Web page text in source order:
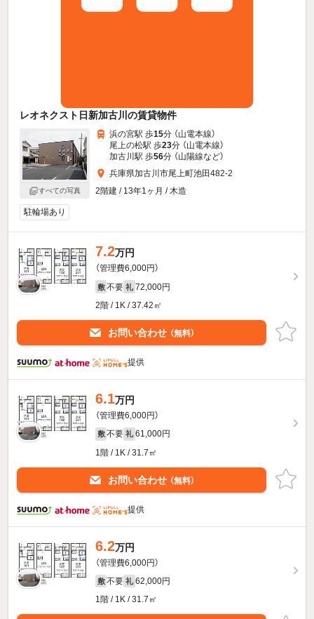
レオネクスト日新加古川の賃貸物件
すべての写真
浜の宮駅 歩15分 （山電本線）
尾上の松駅 歩23分 （山電本線）
加古川駅 歩56分 （山陽線など）
兵庫県加古川市尾上町池田482-2
2階建 / 13年1ヶ月 / 木造
駐輪場あり
7.2万円
（管理費6,000円）
敷 不要 礼 72,000円
2階 / 1K / 37.42㎡
お問い合わせ （無料）
提供
6.1万円
（管理費6,000円）
敷 不要 礼 61,000円
1階 / 1K / 31.7㎡
お問い合わせ （無料）
提供
6.2万円
（管理費6,000円）
敷 不要 礼 62,000円
1階 / 1K / 31.7㎡